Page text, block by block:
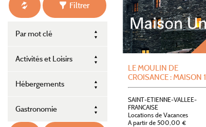
Filtrer
Par mot clé
Activités et Loisirs
Hébergements
Gastronomie
LE MOULIN DE
CROISANCE : MAISON 1
SAINT-ETIENNE-VALLEE-
FRANCAISE
Locations de Vacances
A partir de 500,00 €